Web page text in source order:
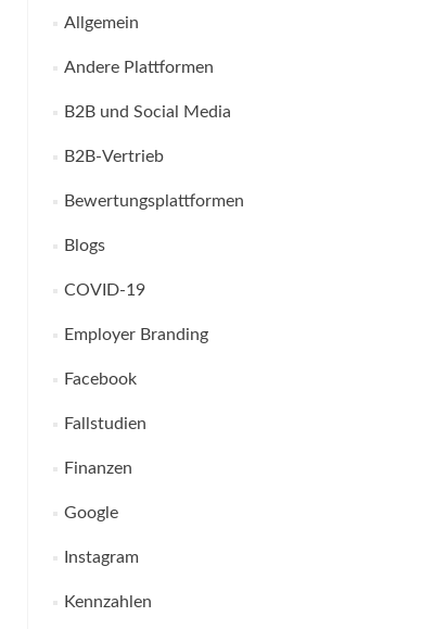
Allgemein
Andere Plattformen
B2B und Social Media
B2B-Vertrieb
Bewertungsplattformen
Blogs
COVID-19
Employer Branding
Facebook
Fallstudien
Finanzen
Google
Instagram
Kennzahlen